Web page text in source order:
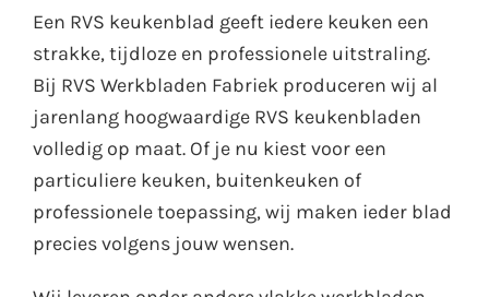
Een RVS keukenblad geeft iedere keuken een
strakke, tijdloze en professionele uitstraling.
Bij RVS Werkbladen Fabriek produceren wij al
jarenlang hoogwaardige RVS keukenbladen
volledig op maat. Of je nu kiest voor een
particuliere keuken, buitenkeuken of
professionele toepassing, wij maken ieder blad
precies volgens jouw wensen.